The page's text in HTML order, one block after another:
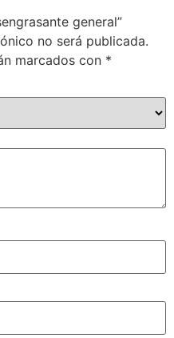
general”
no será publicada.
marcados con *